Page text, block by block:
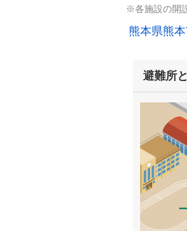
※各施設の開
熊本県熊
避難所